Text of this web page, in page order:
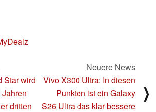
Star wird
Jahren
dritten
Neuere News
Vivo X300 Ultra: In diesen
Punkten ist ein Galaxy
S26 Ultra das klar bessere
⟩